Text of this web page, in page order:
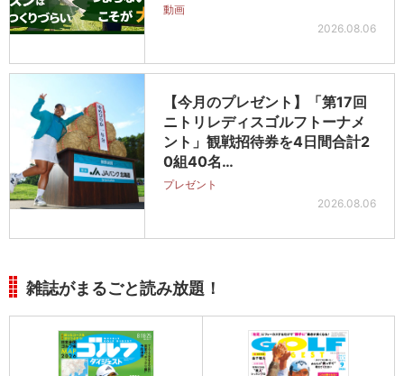
動画
2026.08.06
【今月のプレゼント】「第17回
ニトリレディスゴルフトーナメ
ント」観戦招待券を4日間合計2
0組40名…
プレゼント
2026.08.06
雑誌がまるごと読み放題！